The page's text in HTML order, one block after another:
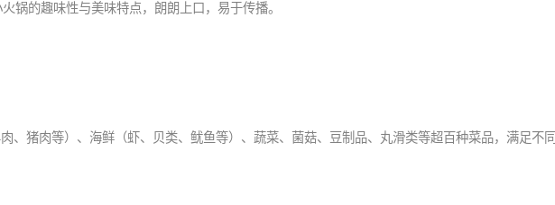
锅的趣味性与美味特点，朗朗上口，易于传播。
、猪肉等）、海鲜（虾、贝类、鱿鱼等）、蔬菜、菌菇、豆制品、丸滑类等超百种菜品，满足不